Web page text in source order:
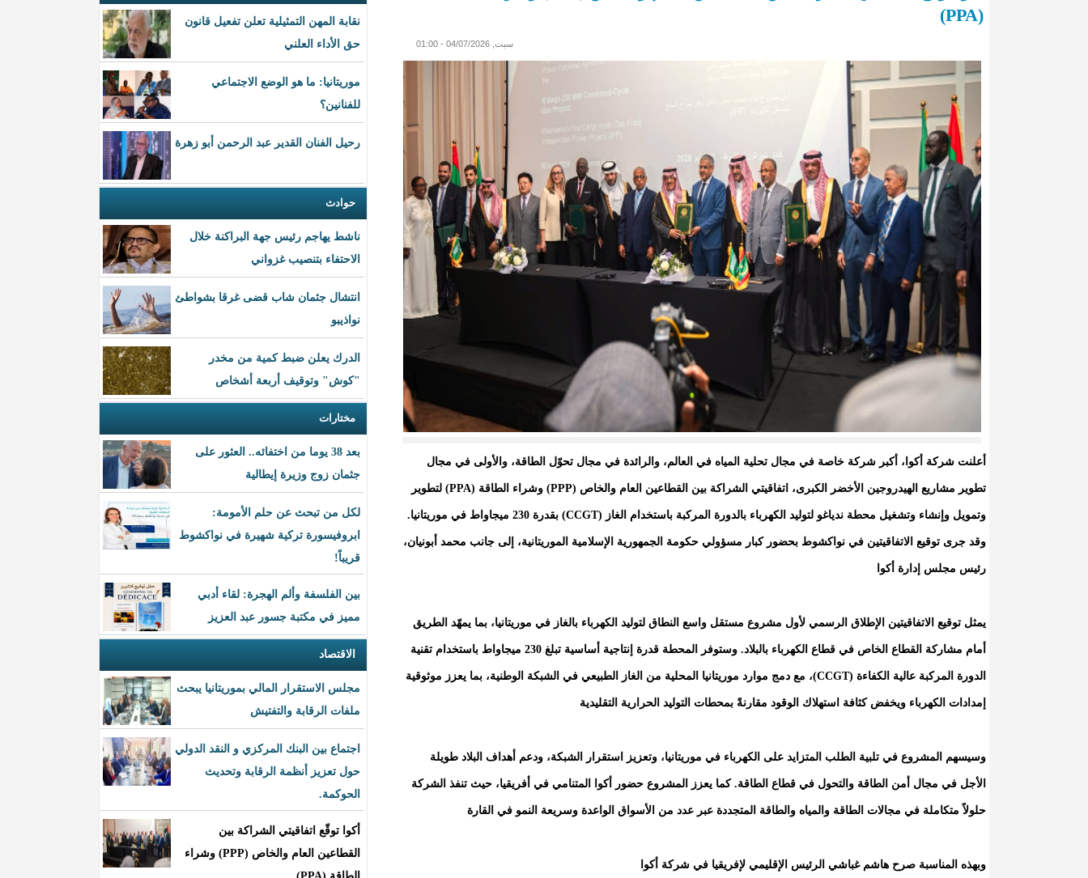
نقابة المهن التمثيلية تعلن تفعيل قانون
حق الأداء العلني
موريتانيا: ما هو الوضع الاجتماعي
للفنانين؟
رحيل الفنان القدير عبد الرحمن أبو زهرة
حوادث
ناشط يهاجم رئيس جهة البراكنة خلال
الاحتفاء بتنصيب غزواني
انتشال جثمان شاب قضى غرقا بشواطئ
نواذيبو
الدرك يعلن ضبط كمية من مخدر
"كوش" وتوقيف أربعة أشخاص
مختارات
بعد 38 يوما من اختفائه.. العثور على
جثمان زوج وزيرة إيطالية
لكل من تبحث عن حلم الأمومة:
ابروفيسورة تركية شهيرة في نواكشوط
قريباً!
بين الفلسفة وألم الهجرة: لقاء أدبي
مميز في مكتبة جسور عبد العزيز
الاقتصاد
مجلس الاستقرار المالي بموريتانيا يبحث
ملفات الرقابة والتفتيش
اجتماع بين البنك المركزي و النقد الدولي
حول تعزيز أنظمة الرقابة وتحديث
الحوكمة.
أكوا توقّع اتفاقيتي الشراكة بين
القطاعين العام والخاص (PPP) وشراء
(PPA)
سبت, 04/07/2026 - 01:00
أعلنت شركة أكوا، أكبر شركة خاصة في مجال تحلية المياه في العالم، والرائدة في مجال تحوّل الطاقة، والأولى في مجال
تطوير مشاريع الهيدروجين الأخضر الكبرى، اتفاقيتي الشراكة بين القطاعين العام والخاص (PPP) وشراء الطاقة (PPA) لتطوير
وتمويل وإنشاء وتشغيل محطة ندياغو لتوليد الكهرباء بالدورة المركبة باستخدام الغاز (CCGT) بقدرة 230 ميجاواط في موريتانيا.
وقد جرى توقيع الاتفاقيتين في نواكشوط بحضور كبار مسؤولي حكومة الجمهورية الإسلامية الموريتانية، إلى جانب محمد أبونيان،
رئيس مجلس إدارة أكوا
يمثل توقيع الاتفاقيتين الإطلاق الرسمي لأول مشروع مستقل واسع النطاق لتوليد الكهرباء بالغاز في موريتانيا، بما يمهّد الطريق
أمام مشاركة القطاع الخاص في قطاع الكهرباء بالبلاد. وستوفر المحطة قدرة إنتاجية أساسية تبلغ 230 ميجاواط باستخدام تقنية
الدورة المركبة عالية الكفاءة (CCGT)، مع دمج موارد موريتانيا المحلية من الغاز الطبيعي في الشبكة الوطنية، بما يعزز موثوقية
إمدادات الكهرباء ويخفض كثافة استهلاك الوقود مقارنةً بمحطات التوليد الحرارية التقليدية
وسيسهم المشروع في تلبية الطلب المتزايد على الكهرباء في موريتانيا، وتعزيز استقرار الشبكة، ودعم أهداف البلاد طويلة
الأجل في مجال أمن الطاقة والتحول في قطاع الطاقة. كما يعزز المشروع حضور أكوا المتنامي في أفريقيا، حيث تنفذ الشركة
حلولاً متكاملة في مجالات الطاقة والمياه والطاقة المتجددة عبر عدد من الأسواق الواعدة وسريعة النمو في القارة
وبهذه المناسبة صرح هاشم غباشي الرئيس الإقليمي لإفريقيا في شركة أكوا